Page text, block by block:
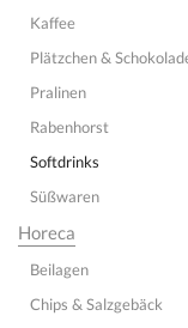
Kaffee
Plätzchen &
Pralinen
Rabenhorst
Softdrinks
Süßwaren
Horeca
Beilagen
Chips & Salzgebäck